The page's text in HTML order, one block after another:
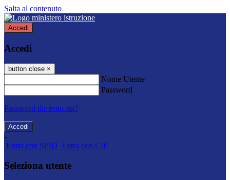
Salta al contenuto
Accedi
Accedi
button close ×
Nome Utente
Password
Password dimenticata?
-
Entra con SPID Entra con CIE
Seleziona utente